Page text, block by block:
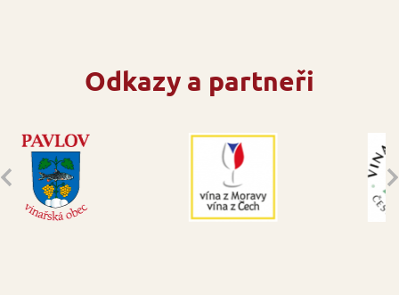
Odkazy a partneři